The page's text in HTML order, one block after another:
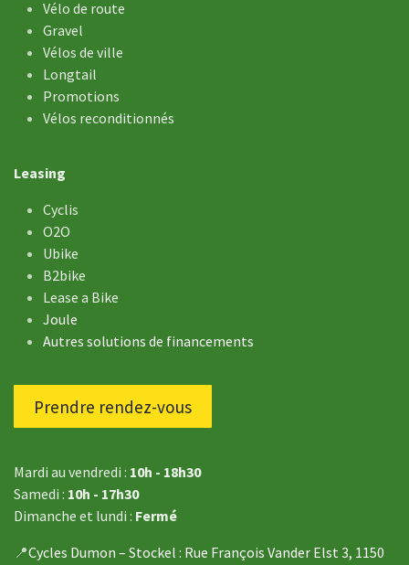
Vélo de ​route
Gravel
Vélos de ville
Longtail
Promotions
Vélos reconditionnés
Leasing
Cyclis
O2O
Ubike
B2bike
Lease a Bike
Joule
Autres solutions de financements
Prendre rendez-vous
Mardi au vendredi : 10h - 18h30
Samedi : 10h - 17h30
Dimanche et lundi : Fermé
📍Cycles Dumon – Stockel : Rue François Vander Elst 3, 1150